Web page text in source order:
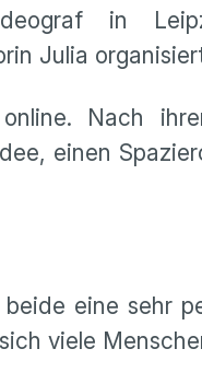
in
Julia
Nach
einen
eine sehr
viele